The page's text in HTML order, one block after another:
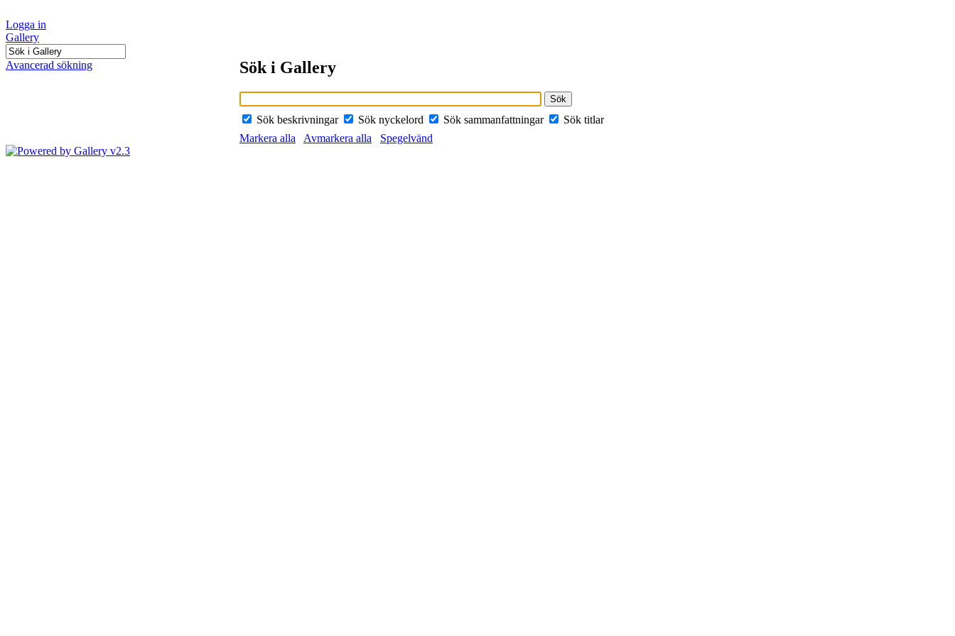
Logga in
Gallery
Avancerad sökning Sök i Gallery
Sök beskrivningar Sök nyckelord Sök sammanfattningar
Sök titlar
Markera alla
Avmarkera alla Spegelvänd